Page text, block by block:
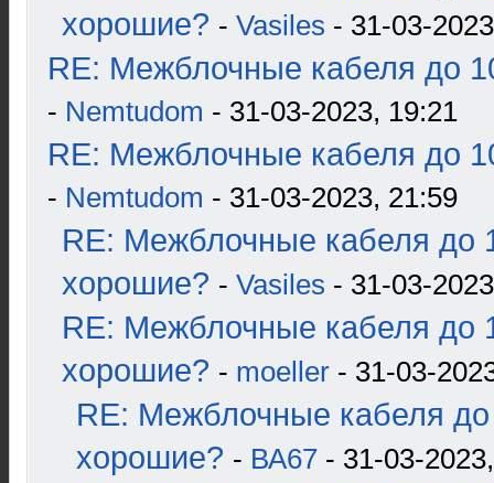
хорошие? - Vasiles - 31-03-
RE: Межблочные кабеля до
- Nemtudom - 31-03-2023, 19:21
RE: Межблочные кабеля до
- Nemtudom - 31-03-2023, 21:59
RE: Межблочные кабеля до
хорошие? - Vasiles - 31-03-
RE: Межблочные кабеля до
хорошие? - moeller - 31-03-
RE: Межблочные кабеля до
хорошие? - ВА67 - 31-03-